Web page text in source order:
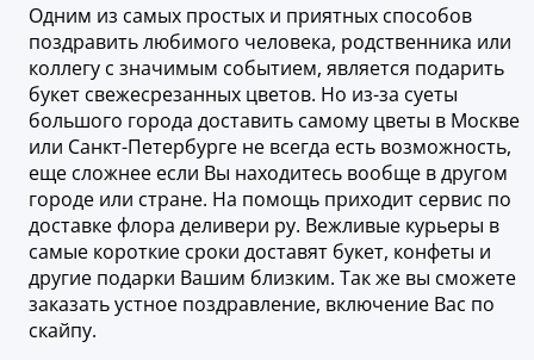
Одним из самых простых и приятных способов
поздравить любимого человека, родственника или
коллегу с значимым событием, является подарить
букет свежесрезанных цветов. Но из-за суеты
большого города доставить самому цветы в Москве
или Санкт-Петербурге не всегда есть возможность,
еще сложнее если Вы находитесь вообще в другом
городе или стране. На помощь приходит сервис по
доставке флора деливери ру. Вежливые курьеры в
самые короткие сроки доставят букет, конфеты и
другие подарки Вашим близким. Так же вы сможете
заказать устное поздравление, включение Вас по
скайпу.